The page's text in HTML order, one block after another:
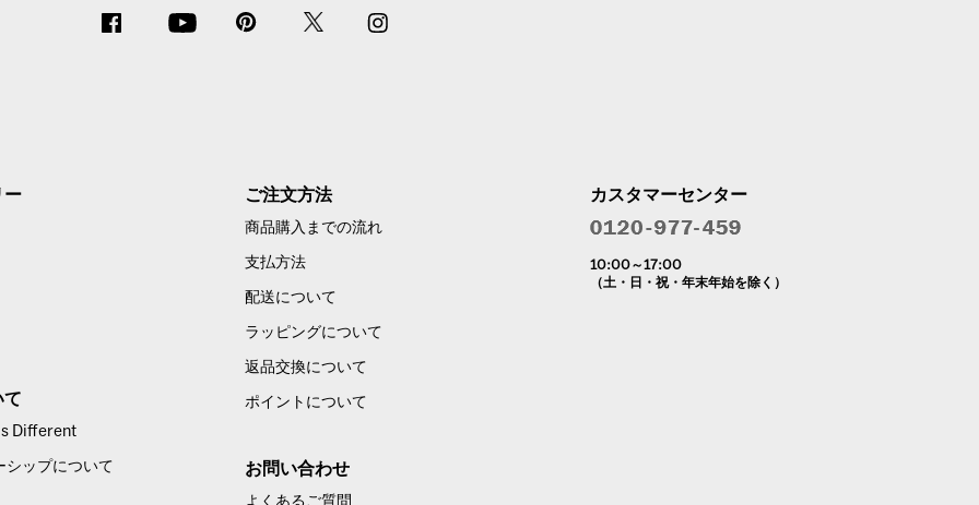
ー
て
Different
シップについて
ご注文方法
商品購入までの流れ
支払方法
配送について
ラッピングについて
返品交換について
ポイントについて
お問い合わせ
よくあるご質問
カスタマーセンター
10:00～17:00
（土・日・祝・年末年始を除く）